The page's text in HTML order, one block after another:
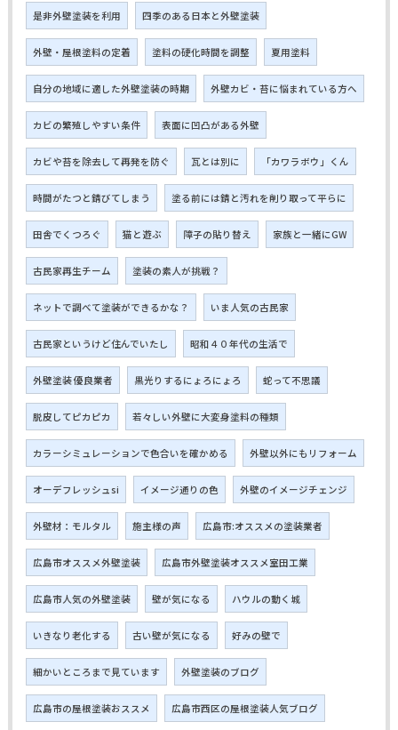
是非外壁塗装を利用 四季のある日本と外壁塗装
外壁・屋根塗料の定着 塗料の硬化時間を調整 夏用塗料
自分の地域に適した外壁塗装の時期 外壁カビ・苔に悩まれている方へ
カビの繁殖しやすい条件 表面に凹凸がある外壁
カビや苔を除去して再発を防ぐ 瓦とは別に 「カワラボウ」くん
時間がたつと錆びてしまう 塗る前には錆と汚れを削り取って平らに
田舎でくつろぐ 猫と遊ぶ 障子の貼り替え 家族と一緒にGW
古民家再生チーム 塗装の素人が挑戦？
ネットで調べて塗装ができるかな？ いま人気の古民家
古民家というけど住んでいたし 昭和４０年代の生活で
外壁塗装 優良業者 黒光りするにょろにょろ 蛇って不思議
脱皮してピカピカ 若々しい外壁に大変身塗料の種類
カラーシミュレーションで色合いを確かめる 外壁以外にもリフォーム
オーデフレッシュsi イメージ通りの色 外壁のイメージチェンジ
外壁材：モルタル 施主様の声 広島市:オススメの塗装業者
広島市オススメ外壁塗装 広島市外壁塗装オススメ室田工業
広島市人気の外壁塗装 壁が気になる ハウルの動く城
いきなり老化する 古い壁が気になる 好みの壁で
細かいところまで見ています 外壁塗装のブログ
広島市の屋根塗装おススメ 広島市西区の屋根塗装人気ブログ